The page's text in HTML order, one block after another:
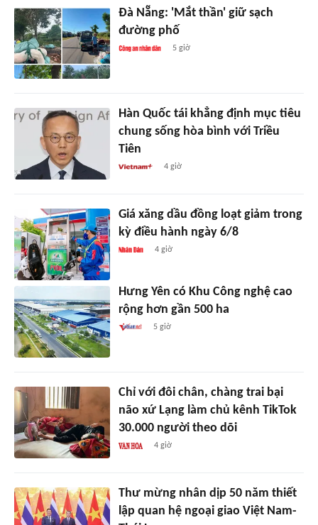
Đà Nẵng: 'Mắt thần' giữ sạch
đường phố
5 giờ
Hàn Quốc tái khẳng định mục tiêu
chung sống hòa bình với Triều
Tiên
4 giờ
Giá xăng dầu đồng loạt giảm trong
kỳ điều hành ngày 6/8
4 giờ
Hưng Yên có Khu Công nghệ cao
rộng hơn gần 500 ha
5 giờ
Chỉ với đôi chân, chàng trai bại
não xứ Lạng làm chủ kênh TikTok
30.000 người theo dõi
4 giờ
Thư mừng nhân dịp 50 năm thiết
lập quan hệ ngoại giao Việt Nam-